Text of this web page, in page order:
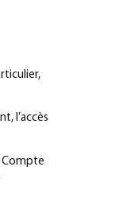
l’accès
Compte